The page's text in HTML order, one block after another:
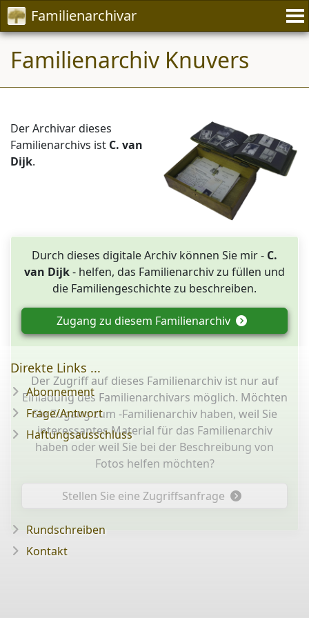
Familienarchivar
Familienarchiv Knuvers
Der Archivar dieses
Familienarchivs ist C. van
Dijk.
Durch dieses digitale Archiv können Sie mir - C.
van Dijk- helfen, das Familienarchiv zu füllen und
die Familiengeschichte zu beschreiben.
Zugang zu diesem Familienarchiv
Der Zugriff auf dieses Familienarchiv ist nur auf
Einladung des Familienarchivars möglich. Möchten
Sie Zugang zum -Familienarchiv haben, weil Sie
interessantes Material für das Familienarchiv
haben oder weil Sie bei der Beschreibung von
Fotos helfen möchten?
Stellen Sie eine Zugriffsanfrage
Direkte Links ...
Abonnement
Frage/Antwort
Haftungsausschluss
Rundschreiben
Kontakt